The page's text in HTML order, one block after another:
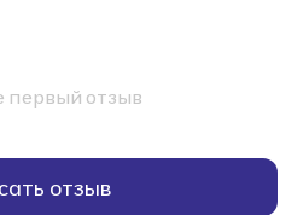
первый отзыв
отзыв